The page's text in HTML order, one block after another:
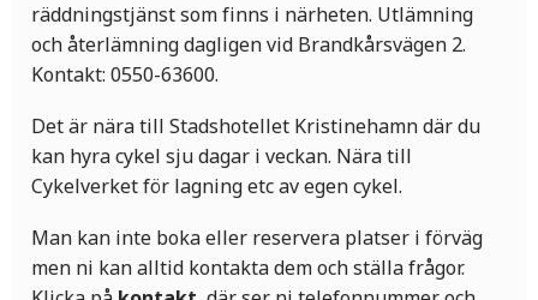
räddningstjänst som finns i närheten. Utlämning
och återlämning dagligen vid Brandkårsvägen 2.
Kontakt: 0550-63600.
Det är nära till Stadshotellet Kristinehamn där du
kan hyra cykel sju dagar i veckan. Nära till
Cykelverket för lagning etc av egen cykel.
Man kan inte boka eller reservera platser i förväg
men ni kan alltid kontakta dem och ställa frågor.